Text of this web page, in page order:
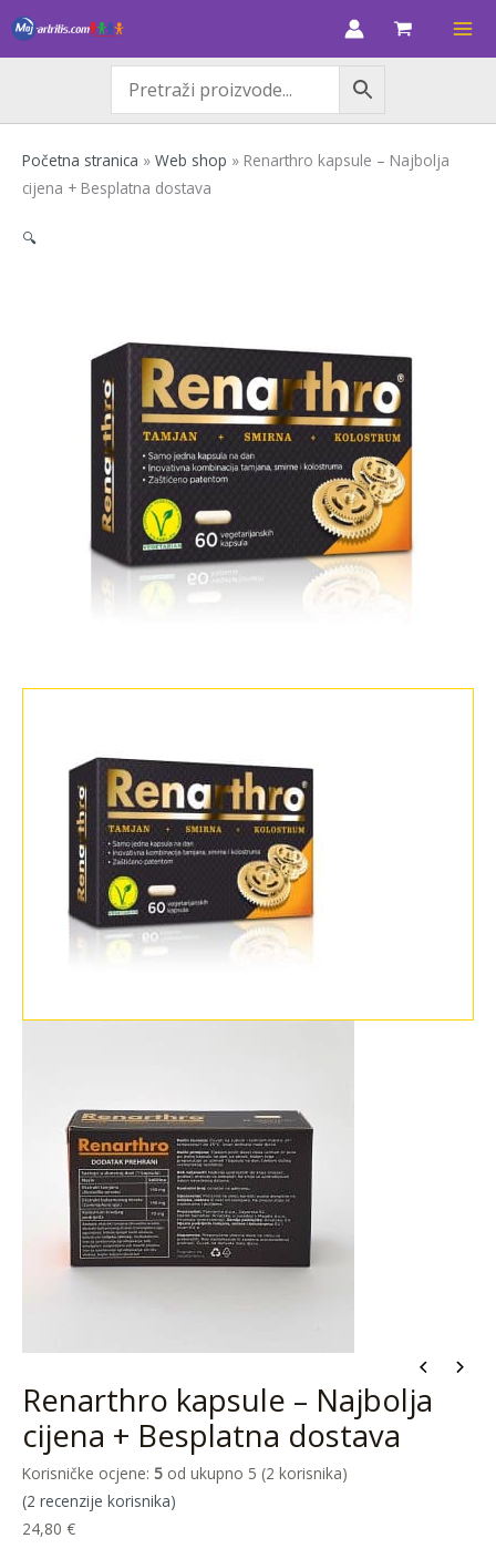
Skip
to
Početna stranica » Web shop » Renarthro kapsule – Najbolja
cijena + Besplatna dostava
🔍
Renarthro kapsule – Najbolja
cijena + Besplatna dostava
Korisničke ocjene: 5 od ukupno 5 (2 korisnika)
(2 recenzije korisnika)
24,80 €
kapsule
cijena
Besplatna
količina